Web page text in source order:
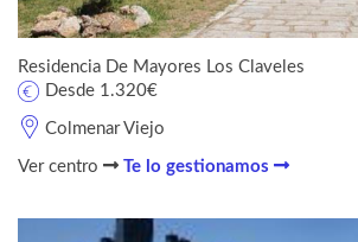
Residencia De Mayores Los Claveles
Colmenar Viejo
Desde 1.320€
Ver centro Te lo gestionamos